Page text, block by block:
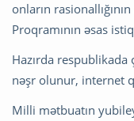
onların
Proqramının əsas
Hazırda
nəşr olunur, internet
Milli mətbuatın